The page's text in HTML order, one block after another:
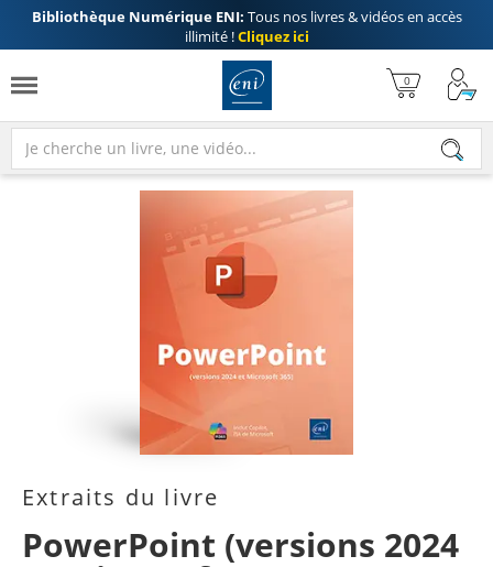
Bibliothèque Numérique ENI: Tous nos livres & vidéos en accès
illimité !Cliquez ici
Extraits du livre
PowerPoint (versions 2024